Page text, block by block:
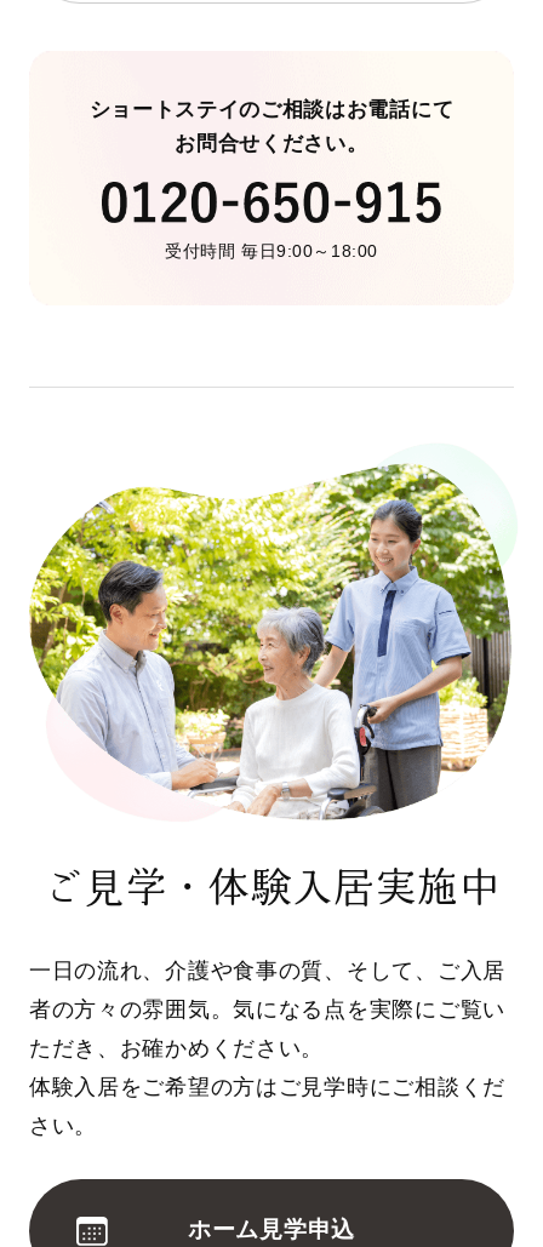
ショートステイのご相談はお電話にて
お問合せください。
受付時間 毎日9:00～18:00
ご見学・体験入居実施中
一日の流れ、介護や食事の質、そして、ご入居
者の方々の雰囲気。気になる点を実際にご覧い
ただき、お確かめください。
体験入居をご希望の方はご見学時にご相談くだ
さい。
ホーム見学申込